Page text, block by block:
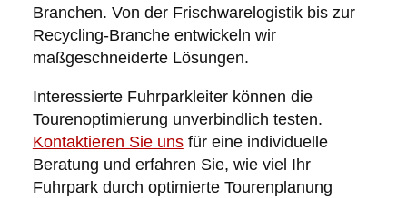
Branchen. Von der Frischwarelogistik bis zur
Recycling-Branche entwickeln wir
maßgeschneiderte Lösungen.
Interessierte Fuhrparkleiter können die
Tourenoptimierung unverbindlich testen.
Kontaktieren Sie unsfür eine individuelle
Beratung und erfahren Sie, wie viel Ihr
Fuhrpark durch optimierte Tourenplanung